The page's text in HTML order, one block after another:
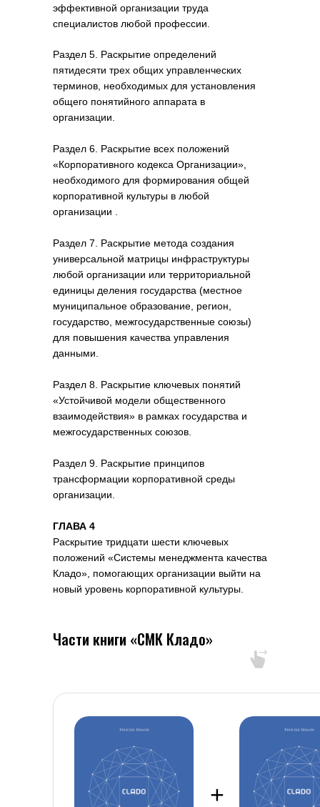
эффективной организации труда
специалистов любой профессии.
Раздел 5. Раскрытие определений
пятидесяти трех общих управленческих
терминов, необходимых для установления
общего понятийного аппарата в
организации.
Раздел 6. Раскрытие всех положений
«Корпоративного кодекса Организации»,
необходимого для формирования общей
корпоративной культуры в любой
организации .
Раздел 7. Раскрытие метода создания
универсальной матрицы инфраструктуры
любой организации или территориальной
единицы деления государства (местное
муниципальное образование, регион,
государство, межгосударственные союзы)
для повышения качества управления
данными.
Раздел 8. Раскрытие ключевых понятий
«Устойчивой модели общественного
взаимодействия» в рамках государства и
межгосударственных союзов.
Раздел 9. Раскрытие принципов
трансформации корпоративной среды
организации.
ГЛАВА 4
Раскрытие тридцати шести ключевых
положений «Системы менеджмента качества
Кладо», помогающих организации выйти на
новый уровень корпоративной культуры.
Части книги «СМК Кладо»
+